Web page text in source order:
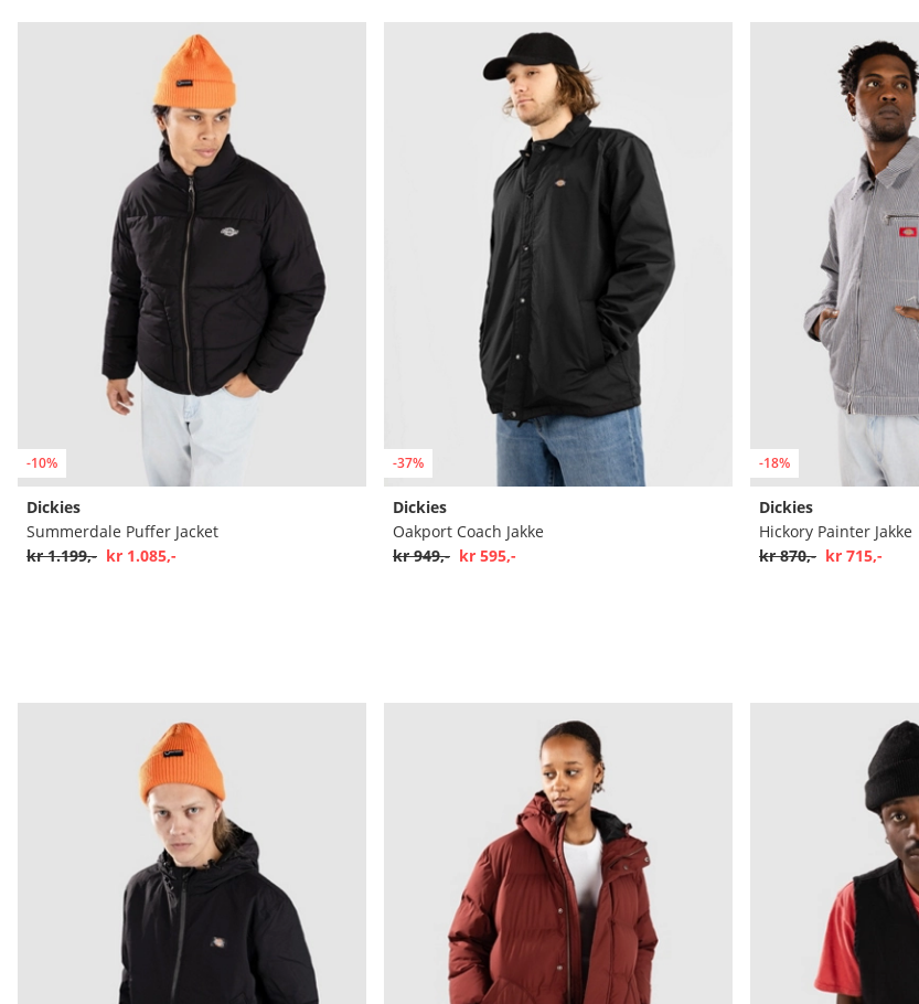
-10%
Dickies
Summerdale Puffer Jacket
kr 1.199,- kr 1.085,-
-37%
Dickies
Oakport Coach Jakke
kr 949,- kr 595,-
-18%
Dickies
Hickory Painter Jakke
kr 870,- kr 715,-